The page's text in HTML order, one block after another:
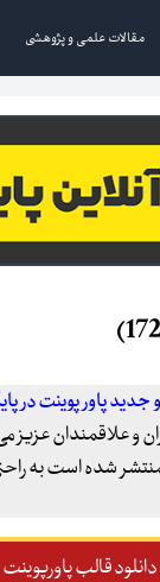
مقالات علمی و پژوهشی
و جدید پاور پوینت در
علاقمندان عزیز می
شده است به
دانلود قالب پاورپوینت